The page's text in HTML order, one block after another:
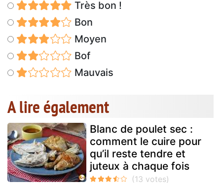
Très bon !
Bon
Moyen
Bof
Mauvais
A lire également
Blanc de poulet sec :
comment le cuire pour
qu’il reste tendre et
juteux à chaque fois